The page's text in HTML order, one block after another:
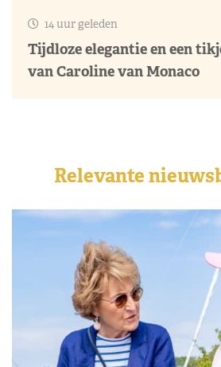
14 uur geleden
Tijdloze elegantie en een
van Caroline van Monaco
Relevante